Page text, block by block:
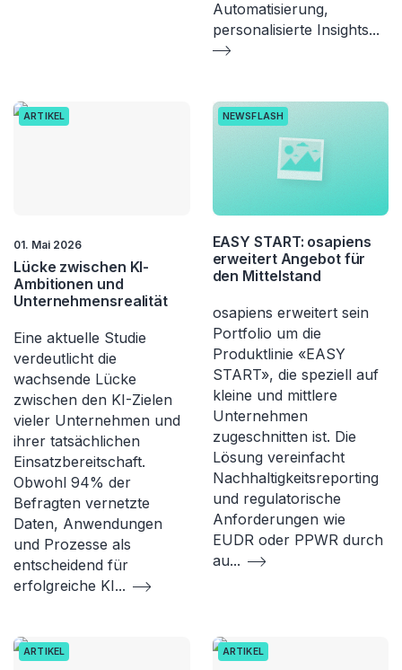
Automatisierung,
personalisierte Insights...
ARTIKEL
01. Mai 2026
Lücke zwischen KI-
Ambitionen und
Unternehmensrealität
Eine aktuelle Studie
verdeutlicht die
wachsende Lücke
zwischen den KI-Zielen
vieler Unternehmen und
ihrer tatsächlichen
Einsatzbereitschaft.
Obwohl 94% der
Befragten vernetzte
Daten, Anwendungen
und Prozesse als
entscheidend für
erfolgreiche KI...
NEWSFLASH
EASY START: osapiens
erweitert Angebot für
den Mittelstand
osapiens erweitert sein
Portfolio um die
Produktlinie «EASY
START», die speziell auf
kleine und mittlere
Unternehmen
zugeschnitten ist. Die
Lösung vereinfacht
Nachhaltigkeitsreporting
und regulatorische
Anforderungen wie
EUDR oder PPWR durch
au...
ARTIKEL ARTIKEL